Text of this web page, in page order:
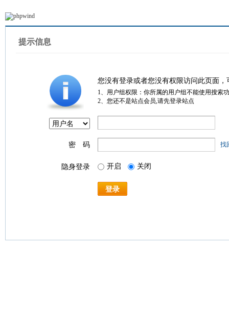
提示信息
您没有登录或者您没有权限访问此页面
1、用户组权限：你所属的用户组不能使用搜索
2、您还不是站点会员,请先登录站点
密 码 找
隐身登录 开启 关闭
登录